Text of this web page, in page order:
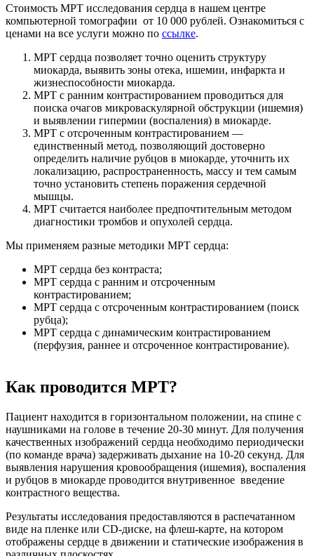
Стоимость МРТ исследования сердца в нашем центре
компьютерной томографии от 10 000 рублей. Ознакомиться с
ценами на все услуги можно по ссылке.
МРТ сердца позволяет точно оценить структуру
миокарда, выявить зоны отека, ишемии, инфаркта и
жизнеспособности миокарда.
МРТ с ранним контрастированием проводиться для
поиска очагов микроваскулярной обструкции (ишемия)
и выявлении гипермии (воспаления) в миокарде.
МРТ с отсроченным контрастированием —
единственный метод, позволяющий достоверно
определить наличие рубцов в миокарде, уточнить их
локализацию, распространенность, массу и тем самым
точно установить степень поражения сердечной
мышцы.
МРТ считается наиболее предпочтительным методом
диагностики тромбов и опухолей сердца.
Мы применяем разные методики МРТ сердца:
МРТ сердца без контраста;
МРТ сердца с ранним и отсроченным
контрастированием;
МРТ сердца с отсроченным контрастированием (поиск
рубца);
МРТ сердца с динамическим контрастированием
(перфузия, раннее и отсроченное контрастирование).
Как проводится МРТ?
Пациент находится в горизонтальном положении, на спине с
наушниками на голове в течение 20-30 минут. Для получения
качественных изображений сердца необходимо периодически
(по команде врача) задерживать дыхание на 10-20 секунд. Для
выявления нарушения кровообращения (ишемия), воспаления
и рубцов в миокарде проводится внутривенное введение
контрастного вещества.
Результаты исследования предоставляются в распечатанном
виде на пленке или СD-диске, на флеш-карте, на котором
отображены сердце в движении и статические изображения в